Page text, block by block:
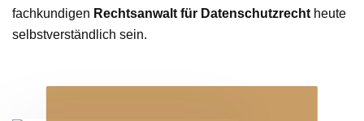
fachkundigen Rechtsanwalt für Datenschutzrecht heute
selbstverständlich sein.